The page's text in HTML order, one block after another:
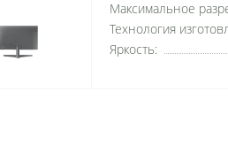
Максимальное
Технология
Яркость: